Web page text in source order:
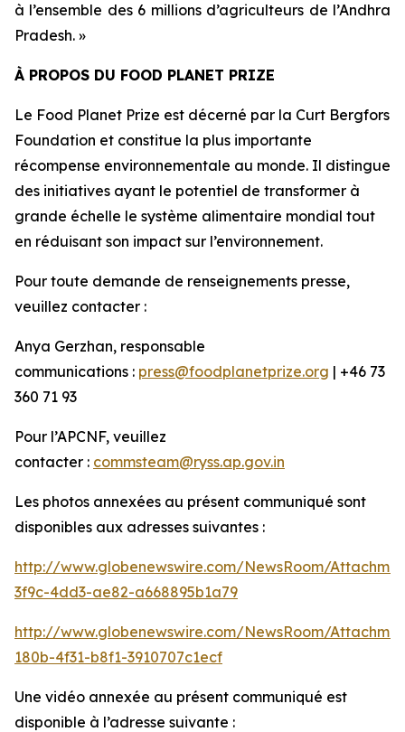
à l’ensemble des 6 millions d’agriculteurs de l’Andhra
Pradesh. »
À PROPOS DU FOOD PLANET PRIZE
Le Food Planet Prize est décerné par la Curt Bergfors
Foundation et constitue la plus importante
récompense environnementale au monde. Il distingue
des initiatives ayant le potentiel de transformer à
grande échelle le système alimentaire mondial tout
en réduisant son impact sur l’environnement.
Pour toute demande de renseignements presse,
veuillez contacter :
Anya Gerzhan, responsable
communications : press@foodplanetprize.org | +46 73
360 71 93
Pour l’APCNF, veuillez
contacter : commsteam@ryss.ap.gov.in
Les photos annexées au présent communiqué sont
disponibles aux adresses suivantes :
http://www.globenewswire.com/NewsRoom/
3f9c-4dd3-ae82-a668895b1a79
http://www.globenewswire.com/NewsRoom/
180b-4f31-b8f1-3910707c1ecf
Une vidéo annexée au présent communiqué est
disponible à l’adresse suivante :